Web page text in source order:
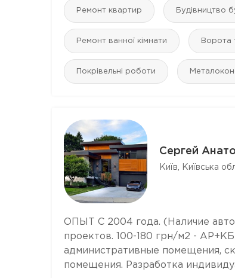
Ремонт квартир Будівництво
Ремонт ванної кімнати Ворота
Покрівельні роботи
Сергей
Київ, Київська
ОПЫТ С 2004 года. (Наличие
проектов. 100-180 грн/м2 -
административные помещения,
помещения. Разработка